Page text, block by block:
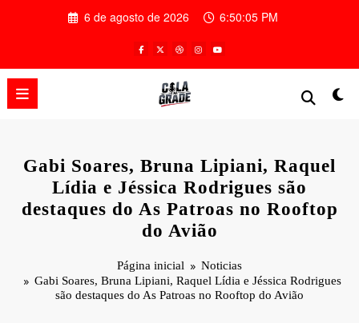
6 de agosto de 2026 6:50:06 PM
Gabi Soares, Bruna Lipiani, Raquel
Lídia e Jéssica Rodrigues são
destaques do As Patroas no Rooftop
do Avião
Página inicial
Noticias
Gabi Soares, Bruna Lipiani, Raquel Lídia e Jéssica Rodrigues
são destaques do As Patroas no Rooftop do Avião